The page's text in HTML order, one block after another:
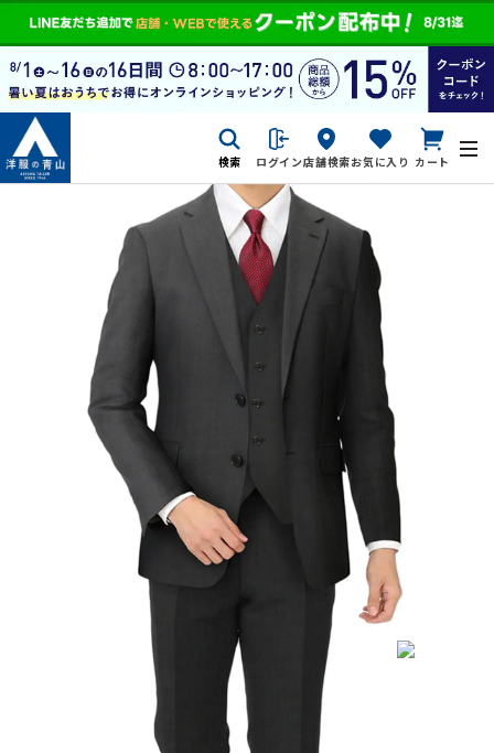
検索 ログイン店舗検索お気に入り カート